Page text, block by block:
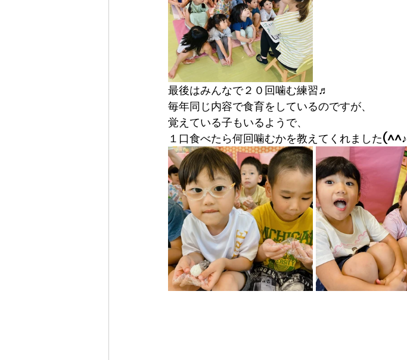
最後はみんなで２０回噛む練習♬
毎年同じ内容で食育をしているのですが、
覚えている子もいるようで、
１口食べたら何回噛むかを教えてくれました(^^♪